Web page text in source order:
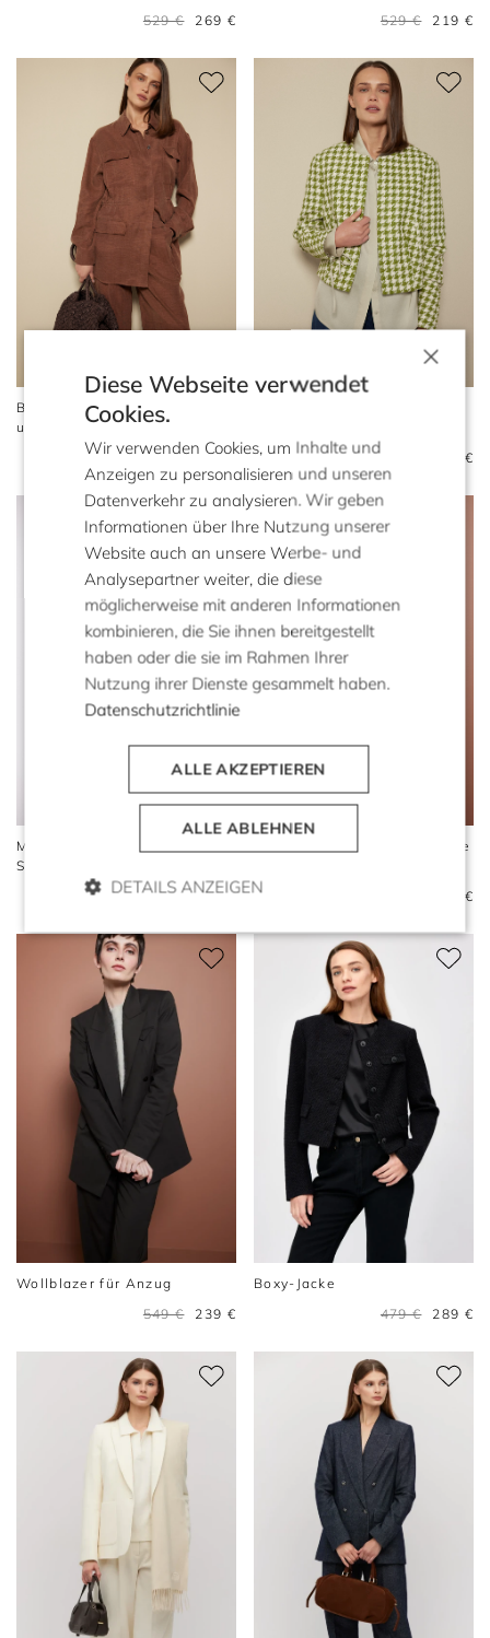
529 €
269 €
529 €
219 €
Brauner Blazer aus Leinen
und Lyocell
459 €
219 €
529 €
219 €
Marineblaues einreihiges
Sakko aus Wolle und Leinen
479 €
209 €
Graues Sakko aus Schurwolle
289 €
Wollblazer für Anzug
549 €
239 €
Boxy-Jacke
479 €
289 €
×
Diese Webseite verwendet
Cookies.
Wir verwenden Cookies, um Inhalte und
Anzeigen zu personalisieren und unseren
Datenverkehr zu analysieren. Wir geben
Informationen über Ihre Nutzung unserer
Website auch an unsere Werbe- und
Analysepartner weiter, die diese
möglicherweise mit anderen Informationen
kombinieren, die Sie ihnen bereitgestellt
haben oder die sie im Rahmen Ihrer
Nutzung ihrer Dienste gesammelt haben.
Datenschutzrichtlinie
ALLE AKZEPTIEREN
ALLE ABLEHNEN
DETAILS ANZEIGEN